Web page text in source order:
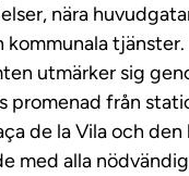
nära
tjänster.
utmärker sig
promenad från
de la Vila och
med alla